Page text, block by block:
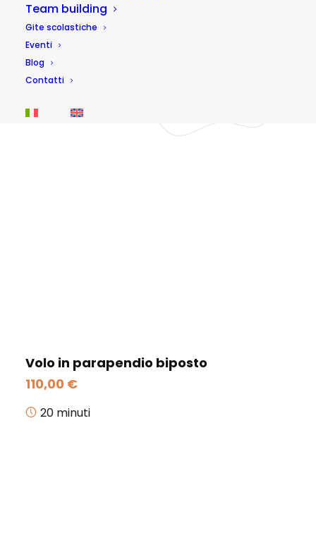
Team building
Gite scolastiche
Eventi
Blog
Contatti
Parco avventura sul fiume Corno
15,00
Volo in parapendio biposto
110,00 €
20 minuti